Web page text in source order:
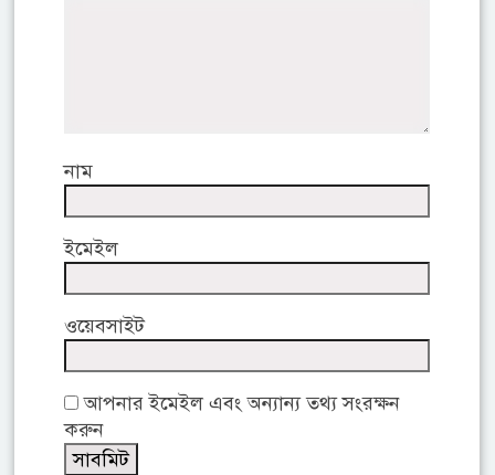
নাম
ইমেইল
ওয়েবসাইট
আপনার ইমেইল এবং অন্যান্য তথ্য সংরক্ষন
করুন